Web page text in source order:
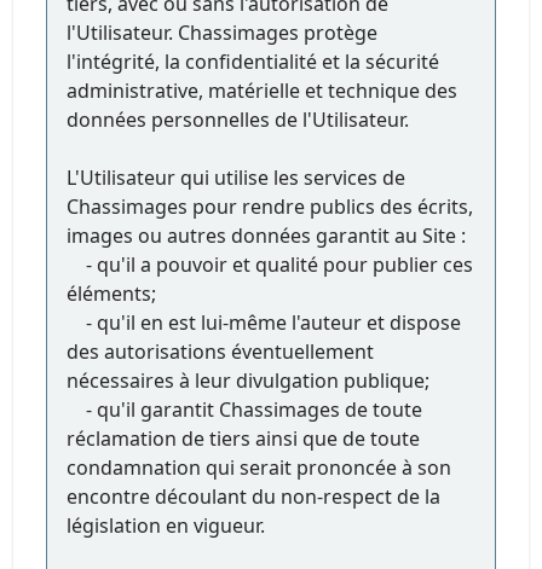
l'Utilisateur. Chassimages protège
l'intégrité, la confidentialité et la sécurité
administrative, matérielle et technique des
données personnelles de l'Utilisateur.
L'Utilisateur qui utilise les services de
Chassimages pour rendre publics des écrits,
images ou autres données garantit au Site :
- qu'il a pouvoir et qualité pour publier ces
éléments;
- qu'il en est lui-même l'auteur et dispose
des autorisations éventuellement
nécessaires à leur divulgation publique;
- qu'il garantit Chassimages de toute
réclamation de tiers ainsi que de toute
condamnation qui serait prononcée à son
encontre découlant du non-respect de la
législation en vigueur.